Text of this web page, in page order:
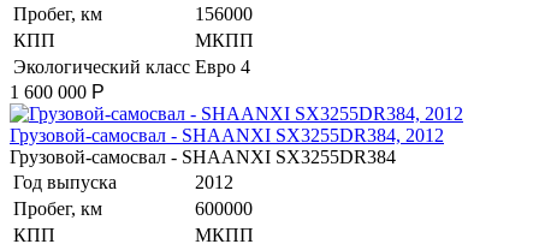
Пробег, км
156000
КПП
МКПП
Экологический класс Евро 4
1 600 000 Р
Грузовой-самосвал - SHAANXI SX3255DR384, 2012
Грузовой-самосвал - SHAANXI SX3255DR384
Год выпуска
2012
Пробег, км
600000
КПП
МКПП